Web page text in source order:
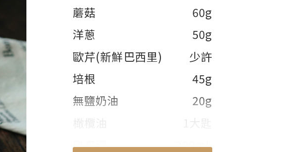
蘑菇
60g
洋蔥
50g
歐芹(新鮮巴西里)
少許
培根
45g
無鹽奶油
20g
1大匙
雞高湯
200mL